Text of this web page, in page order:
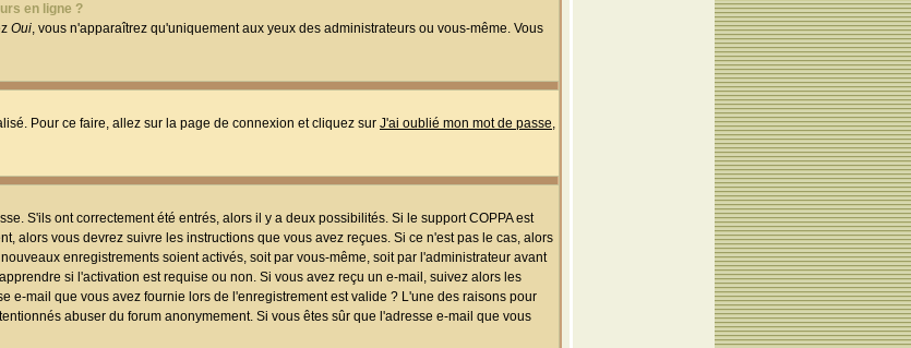
en ligne ?
Oui, vous n'apparaîtrez qu'uniquement aux yeux des administrateurs ou vous-même. Vous
Pour ce faire, allez sur la page de connexion et cliquez sur J'ai oublié mon mot de passe,
S'ils ont correctement été entrés, alors il y a deux possibilités. Si le support COPPA est
alors vous devrez suivre les instructions que vous avez reçues. Si ce n'est pas le cas, alors
enregistrements soient activés, soit par vous-même, soit par l'administrateur avant
si l'activation est requise ou non. Si vous avez reçu un e-mail, suivez alors les
e-mail que vous avez fournie lors de l'enregistrement est valide ? L'une des raisons pour
abuser du forum anonymement. Si vous êtes sûr que l'adresse e-mail que vous